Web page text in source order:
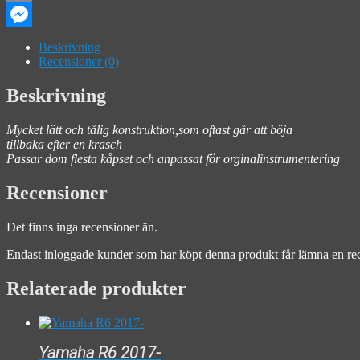
Email
Messenger
Beskrivning
Recensioner (0)
Beskrivning
Mycket lätt och tålig konstruktion,som oftast går att böja
tillbaka efter en krasch
Passar dom flesta kåpset och anpassat för orginalinstrumentering
Recensioner
Det finns inga recensioner än.
Endast inloggade kunder som har köpt denna produkt får lämna en
Relaterade produkter
Yamaha R6 2017-